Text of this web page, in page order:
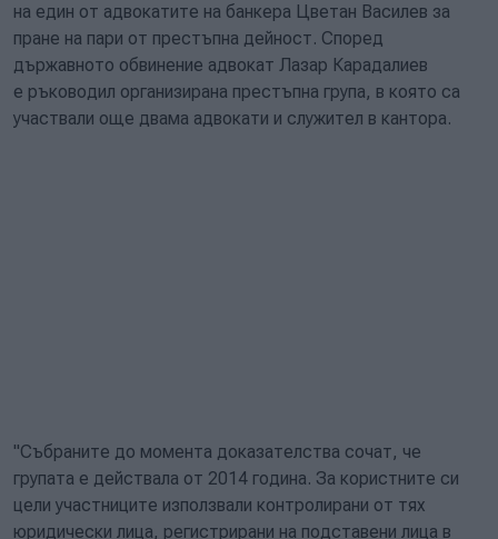
на един от адвокатите на банкера Цветан Василев за
пране на пари от престъпна дейност. Според
държавното обвинение адвокат Лазар Карадалиев
е ръководил организирана престъпна група, в която са
участвали още двама адвокати и служител в кантора.
"Събраните до момента доказателства сочат, че
групата е действала от 2014 година. За користните си
цели участниците използвали контролирани от тях
юридически лица, регистрирани на подставени лица в